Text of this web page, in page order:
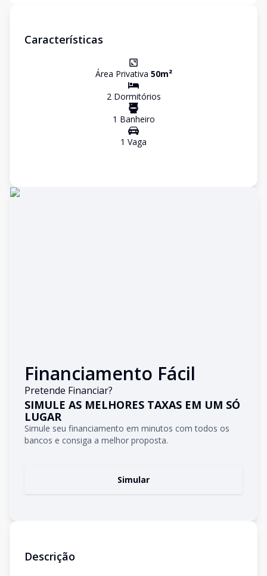
Características
Área Privativa 50m²
2Dormitórios
1 Banheiro
1 Vaga
Financiamento Fácil
Pretende Financiar?
SIMULE AS MELHORES TAXAS EM UM SÓ
LUGAR
Simule seu financiamento em minutos com todos os
bancos e consiga a melhor proposta.
Simular
Descrição